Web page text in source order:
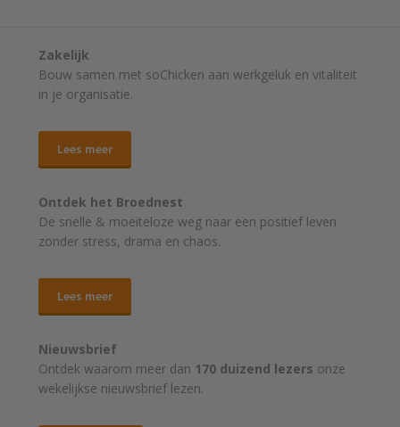
Zakelijk
Bouw samen met soChicken aan werkgeluk en vitaliteit
in je organisatie.
Lees meer
Ontdek het Broednest
De snelle & moeiteloze weg naar een positief leven
zonder stress, drama en chaos.
Lees meer
Nieuwsbrief
Ontdek waarom meer dan 170 duizend lezers onze
wekelijkse nieuwsbrief lezen.